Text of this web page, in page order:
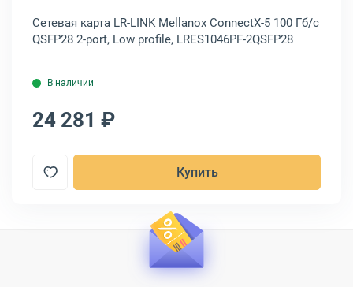
Сетевая карта LR-LINK Mellanox ConnectX-5 100 Гб/с
QSFP28 2-port, Low profile, LRES1046PF-2QSFP28
В наличии
24 281 ₽
Купить